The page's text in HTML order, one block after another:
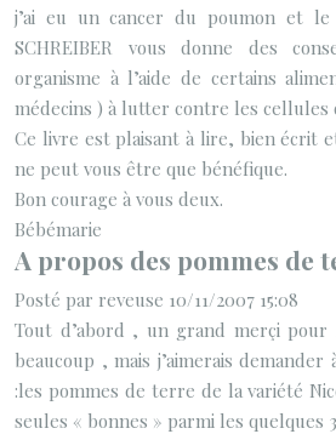
j’ai eu un cancer du poumon et
SCHREIBER vous donne des
organisme à l’aide de certains
médecins ) à lutter contre les cellules
Ce livre est plaisant à lire, bien écrit
ne peut vous être que bénéfique.
Bon courage à vous deux.
Bébémarie
A propos des pommes de
Posté par reveuse 10/11/2007 15:08
Tout d’abord , un grand merçi
beaucoup , mais j’aimerais
:les pommes de terre de la variété
seules « bonnes » parmi les quelques